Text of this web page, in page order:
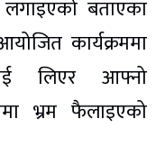
लगाइएको बताएका
कार्यक्रममा
लिएर आफ्नो
भ्रम फैलाइएको